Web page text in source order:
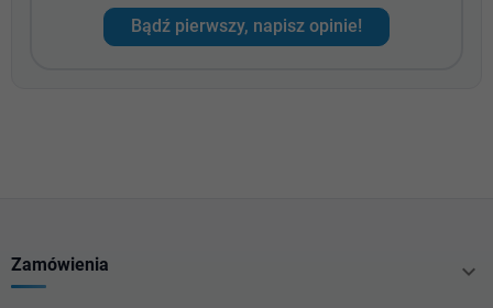
Bądź pierwszy, napisz opinie!
Zamówienia 